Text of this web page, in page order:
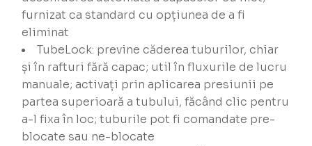
furnizat ca standard cu opțiunea de a fi
eliminat
TubeLock: previne căderea tuburilor, chiar
și în rafturi fără capac; util în fluxurile de lucru
manuale; activați prin aplicarea presiunii pe
partea superioară a tubului, făcând clic pentru
a-l fixa în loc; tuburile pot fi comandate pre-
blocate sau ne-blocate